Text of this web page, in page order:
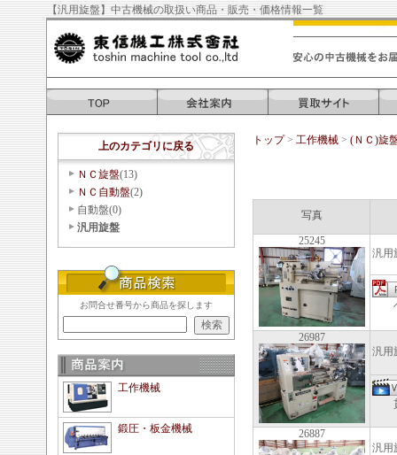
【汎用旋盤】中古機械の取扱い商品・販売・価格情報一覧
上のカテゴリに戻る
ＮＣ旋盤(13)
ＮＣ自動盤(2)
自動盤(0)
汎用旋盤
お問合せ番号から商品を探します
工作機械
鍛圧・板金機械
トップ> 工作機械 > (ＮＣ)旋
写真
25245
汎用
ベ
26987
汎用
貫
26887
汎用